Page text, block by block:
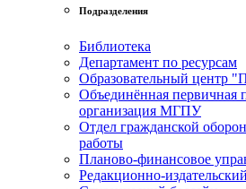
Подразделения
Библиотека
Департамент по ресурсам
Образовательный центр
Объединённая первичная
организация МГПУ
Отдел гражданской
работы
Планово-финансовое
Редакционно-